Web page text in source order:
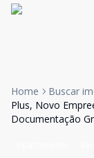
Home
Buscar
Plus, Novo
Documentação